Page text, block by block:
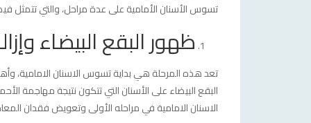
تسوس الأسنان الأمامية على عدة مراحل، والتي تتمثل
ظهور البقع البيضاء
تعد هذه المرحلة هي بداية تسوس الاسنان الامامية،
البقع البيضاء على الأسنان التي تتكون نتيجة مهاجمة
الاسنان الامامية في مراحله الأولى وتعويض فقدان